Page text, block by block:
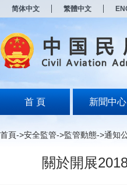
简体中文 繁體中文
首 頁 新聞中心
首頁->安全監管->監管動態->通知
關於開展
打
开
无
障
说
按
Alt